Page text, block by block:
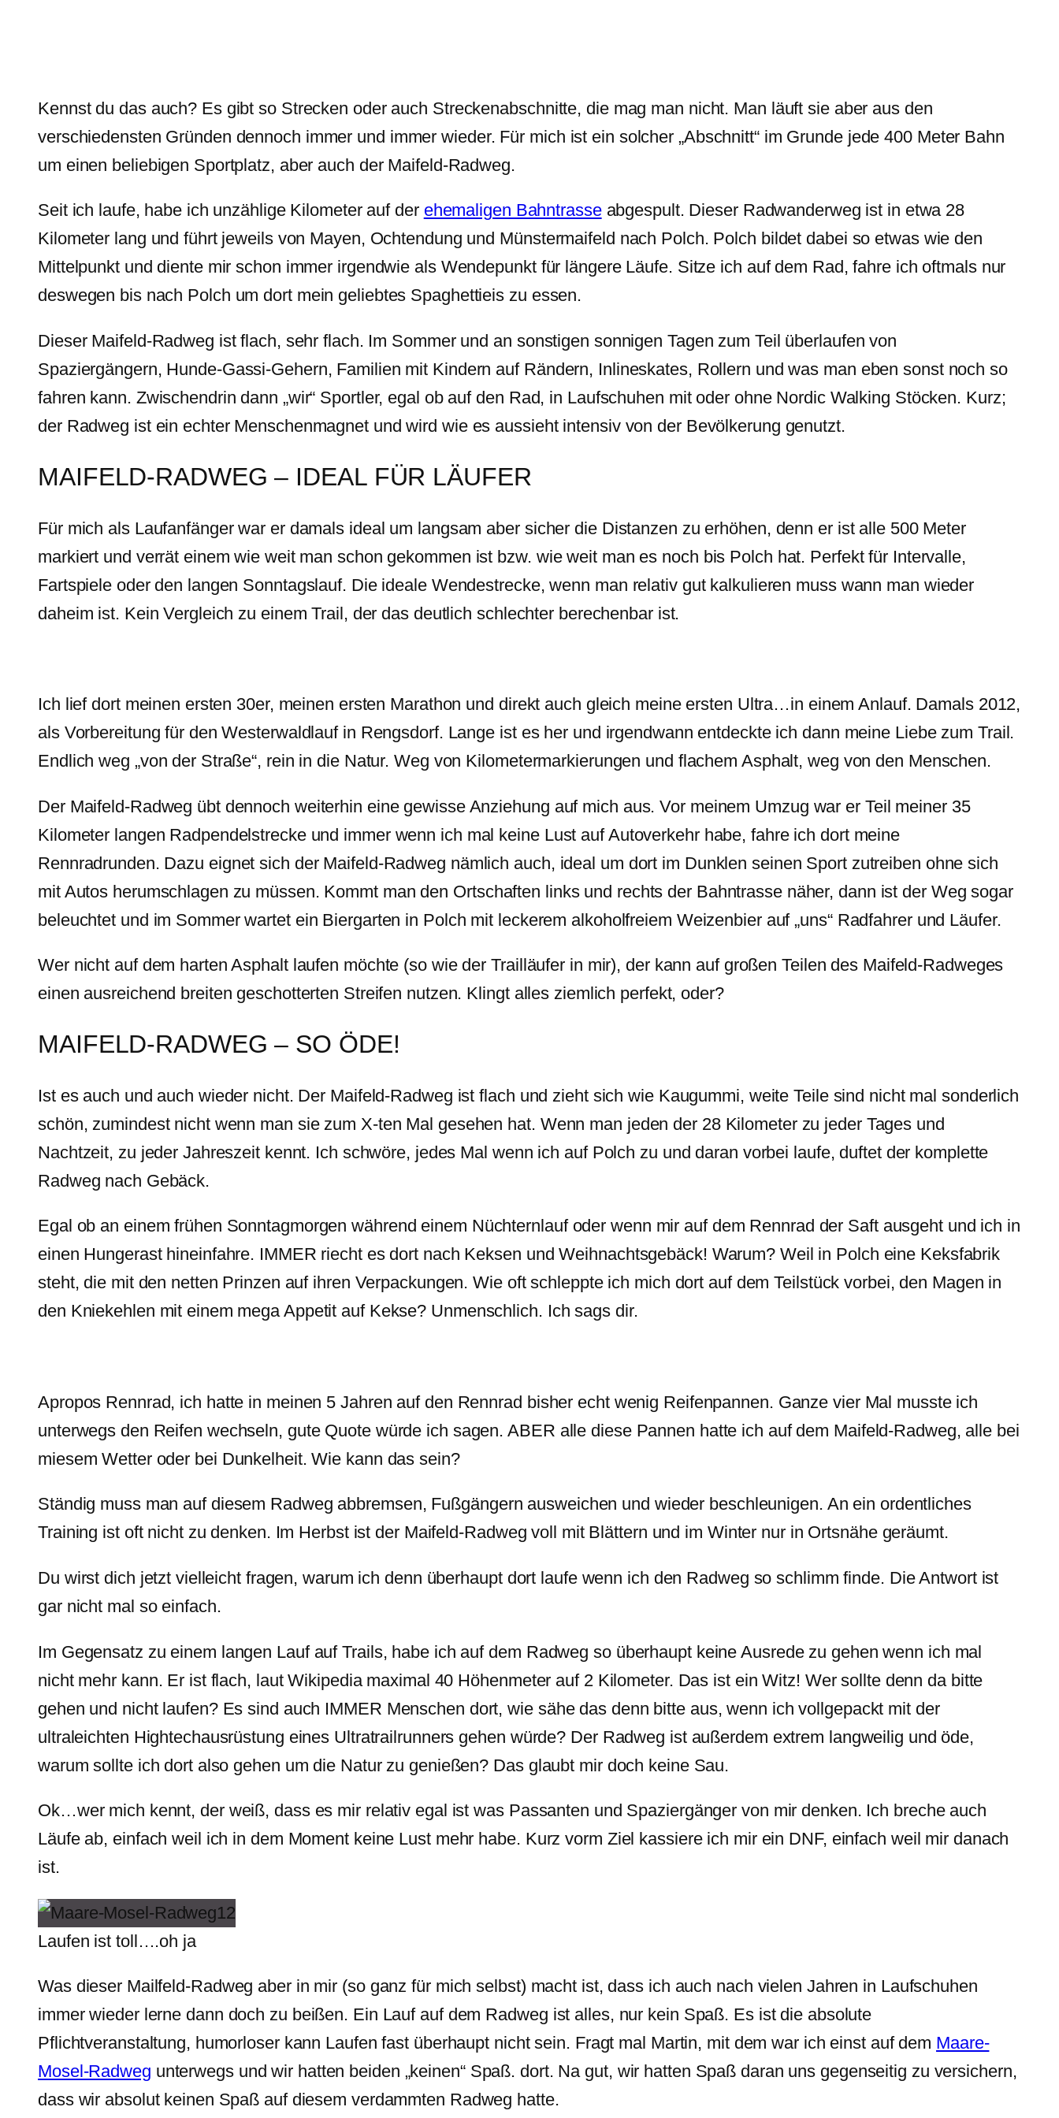
Kennst du das auch? Es gibt so Strecken oder auch Streckenabschnitte, die mag man nicht. Man läuft sie aber aus den
verschiedensten Gründen dennoch immer und immer wieder. Für mich ist ein solcher „Abschnitt“ im Grunde jede 400 Meter Bahn
um einen beliebigen Sportplatz, aber auch der Maifeld-Radweg.
Seit ich laufe, habe ich unzählige Kilometer auf der ehemaligen Bahntrasseabgespult. Dieser Radwanderweg ist in etwa 28
Kilometer lang und führt jeweils von Mayen, Ochtendung und Münstermaifeld nach Polch. Polch bildet dabei so etwas wie den
Mittelpunkt und diente mir schon immer irgendwie als Wendepunkt für längere Läufe. Sitze ich auf dem Rad, fahre ich oftmals nur
deswegen bis nach Polch um dort mein geliebtes Spaghettieis zu essen.
Dieser Maifeld-Radweg ist flach, sehr flach. Im Sommer und an sonstigen sonnigen Tagen zum Teil überlaufen von
Spaziergängern, Hunde-Gassi-Gehern, Familien mit Kindern auf Rändern, Inlineskates, Rollern und was man eben sonst noch so
fahren kann. Zwischendrin dann „wir“ Sportler, egal ob auf den Rad, in Laufschuhen mit oder ohne Nordic Walking Stöcken. Kurz;
der Radweg ist ein echter Menschenmagnet und wird wie es aussieht intensiv von der Bevölkerung genutzt.
MAIFELD-RADWEG – IDEAL FÜR LÄUFER
Für mich als Laufanfänger war er damals ideal um langsam aber sicher die Distanzen zu erhöhen, denn er ist alle 500 Meter
markiert und verrät einem wie weit man schon gekommen ist bzw. wie weit man es noch bis Polch hat. Perfekt für Intervalle,
Fartspiele oder den langen Sonntagslauf. Die ideale Wendestrecke, wenn man relativ gut kalkulieren muss wann man wieder
daheim ist. Kein Vergleich zu einem Trail, der das deutlich schlechter berechenbar ist.
Ich lief dort meinen ersten 30er, meinen ersten Marathon und direkt auch gleich meine ersten Ultra…in einem Anlauf. Damals 2012,
als Vorbereitung für den Westerwaldlauf in Rengsdorf. Lange ist es her und irgendwann entdeckte ich dann meine Liebe zum Trail.
Endlich weg „von der Straße“, rein in die Natur. Weg von Kilometermarkierungen und flachem Asphalt, weg von den Menschen.
Der Maifeld-Radweg übt dennoch weiterhin eine gewisse Anziehung auf mich aus. Vor meinem Umzug war er Teil meiner 35
Kilometer langen Radpendelstrecke und immer wenn ich mal keine Lust auf Autoverkehr habe, fahre ich dort meine
Rennradrunden. Dazu eignet sich der Maifeld-Radweg nämlich auch, ideal um dort im Dunklen seinen Sport zutreiben ohne sich
mit Autos herumschlagen zu müssen. Kommt man den Ortschaften links und rechts der Bahntrasse näher, dann ist der Weg sogar
beleuchtet und im Sommer wartet ein Biergarten in Polch mit leckerem alkoholfreiem Weizenbier auf „uns“ Radfahrer und Läufer.
Wer nicht auf dem harten Asphalt laufen möchte (so wie der Trailläufer in mir), der kann auf großen Teilen des Maifeld-Radweges
einen ausreichend breiten geschotterten Streifen nutzen. Klingt alles ziemlich perfekt, oder?
MAIFELD-RADWEG – SO ÖDE!
Ist es auch und auch wieder nicht. Der Maifeld-Radweg ist flach und zieht sich wie Kaugummi, weite Teile sind nicht mal sonderlich
schön, zumindest nicht wenn man sie zum X-ten Mal gesehen hat. Wenn man jeden der 28 Kilometer zu jeder Tages und
Nachtzeit, zu jeder Jahreszeit kennt. Ich schwöre, jedes Mal wenn ich auf Polch zu und daran vorbei laufe, duftet der komplette
Radweg nach Gebäck.
Egal ob an einem frühen Sonntagmorgen während einem Nüchternlauf oder wenn mir auf dem Rennrad der Saft ausgeht und ich in
einen Hungerast hineinfahre. IMMER riecht es dort nach Keksen und Weihnachtsgebäck! Warum? Weil in Polch eine Keksfabrik
steht, die mit den netten Prinzen auf ihren Verpackungen. Wie oft schleppte ich mich dort auf dem Teilstück vorbei, den Magen in
den Kniekehlen mit einem mega Appetit auf Kekse? Unmenschlich. Ich sags dir.
Apropos Rennrad, ich hatte in meinen 5 Jahren auf den Rennrad bisher echt wenig Reifenpannen. Ganze vier Mal musste ich
unterwegs den Reifen wechseln, gute Quote würde ich sagen. ABER alle diese Pannen hatte ich auf dem Maifeld-Radweg, alle bei
miesem Wetter oder bei Dunkelheit. Wie kann das sein?
Ständig muss man auf diesem Radweg abbremsen, Fußgängern ausweichen und wieder beschleunigen. An ein ordentliches
Training ist oft nicht zu denken. Im Herbst ist der Maifeld-Radweg voll mit Blättern und im Winter nur in Ortsnähe geräumt.
Du wirst dich jetzt vielleicht fragen, warum ich denn überhaupt dort laufe wenn ich den Radweg so schlimm finde. Die Antwort ist
gar nicht mal so einfach.
Im Gegensatz zu einem langen Lauf auf Trails, habe ich auf dem Radweg so überhaupt keine Ausrede zu gehen wenn ich mal
nicht mehr kann. Er ist flach, laut Wikipedia maximal 40 Höhenmeter auf 2 Kilometer. Das ist ein Witz! Wer sollte denn da bitte
gehen und nicht laufen? Es sind auch IMMER Menschen dort, wie sähe das denn bitte aus, wenn ich vollgepackt mit der
ultraleichten Hightechausrüstung eines Ultratrailrunners gehen würde? Der Radweg ist außerdem extrem langweilig und öde,
warum sollte ich dort also gehen um die Natur zu genießen? Das glaubt mir doch keine Sau.
Ok…wer mich kennt, der weiß, dass es mir relativ egal ist was Passanten und Spaziergänger von mir denken. Ich breche auch
Läufe ab, einfach weil ich in dem Moment keine Lust mehr habe. Kurz vorm Ziel kassiere ich mir ein DNF, einfach weil mir danach
ist.
Laufen ist toll….oh ja
Was dieser Mailfeld-Radweg aber in mir (so ganz für mich selbst) macht ist, dass ich auch nach vielen Jahren in Laufschuhen
immer wieder lerne dann doch zu beißen. Ein Lauf auf dem Radweg ist alles, nur kein Spaß. Es ist die absolute
Pflichtveranstaltung, humorloser kann Laufen fast überhaupt nicht sein. Fragt mal Martin, mit dem war ich einst auf dem Maare-
Mosel-Radweg unterwegs und wir hatten beiden „keinen“ Spaß. dort. Na gut, wir hatten Spaß daran uns gegenseitig zu versichern,
dass wir absolut keinen Spaß auf diesem verdammten Radweg hatte.